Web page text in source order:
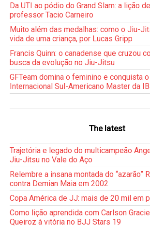
Da UTI ao pódio do Grand Slam: a lição
professor Tacio Carneiro
Muito além das medalhas: como o Jiu-
vida de uma criança, por Lucas Gripp
Francis Quinn: o canadense que cruzou
busca da evolução no Jiu-Jitsu
GFTeam domina o feminino e conquista
Internacional Sul-Americano Master da
The latest
Trajetória e legado do multicampeão
Jiu-Jitsu no Vale do Aço
Relembre a insana montada do “azarão”
contra Demian Maia em 2002
Copa América de JJ: mais de 20 mil em
Como lição aprendida com Carlson
Queiroz à vitória no BJJ Stars 19